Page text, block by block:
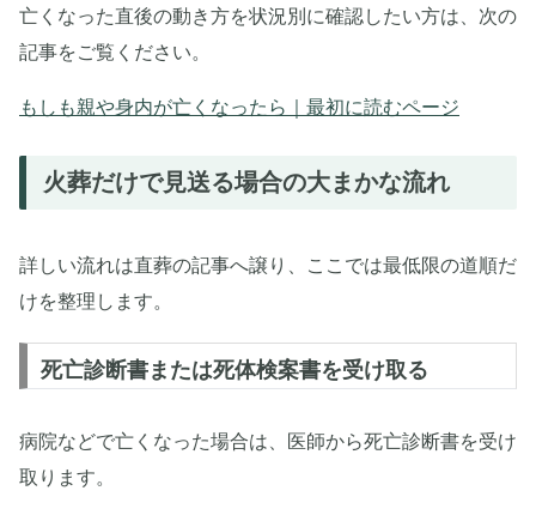
亡くなった直後の動き方を状況別に確認したい方は、次の
記事をご覧ください。
もしも親や身内が亡くなったら｜最初に読むページ
火葬だけで見送る場合の大まかな流れ
詳しい流れは直葬の記事へ譲り、ここでは最低限の道順だ
けを整理します。
死亡診断書または死体検案書を受け取る
病院などで亡くなった場合は、医師から死亡診断書を受け
取ります。